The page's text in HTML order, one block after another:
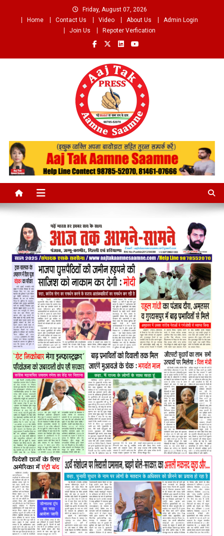
Friday, August 07, 2026
Home
Contact Us Video About Us
Admin Login
Join Us
Repoter Verfication
Aaj Tak Aamne Saamne.com